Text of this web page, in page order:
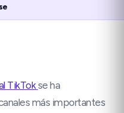
TikTokse ha
más importantes